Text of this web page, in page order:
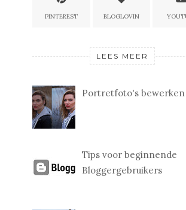
PINTEREST BLOGLOVIN
LEES MEER
Portretfoto's bewerken
Tips voor beginnende
Bloggergebruikers